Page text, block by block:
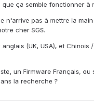
que ça semble fonctionner à
n'arrive pas à mettre la
cher SGS.
(UK, USA), et Chinois
un Firmware Français, ou
la recherche ?